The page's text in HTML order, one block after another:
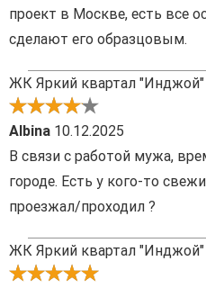
проект в Москве, есть все
сделают его образцовым.
ЖК Яркий квартал "Инджой"
Albina 10.12.2025
В связи с работой мужа,
городе. Есть у кого-то
проезжал/проходил ?
ЖК Яркий квартал "Инджой"